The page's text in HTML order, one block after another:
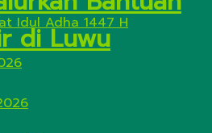
Idul Adha 1447 H
di Luwu